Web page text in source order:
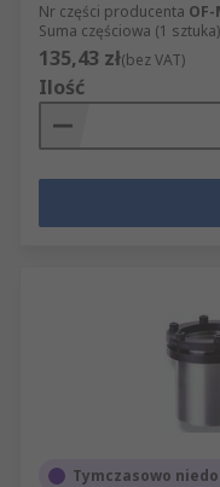
Nr części producenta OF-
Suma częściowa (1 sztuka)
135,43 zł(bez VAT)
Ilość
Tymczasowo